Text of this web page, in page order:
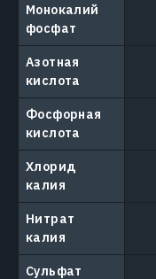
Монокалий
фосфат
Азотная
кислота
Фосфорная
кислота
Хлорид
калия
Нитрат
калия
Сульфат